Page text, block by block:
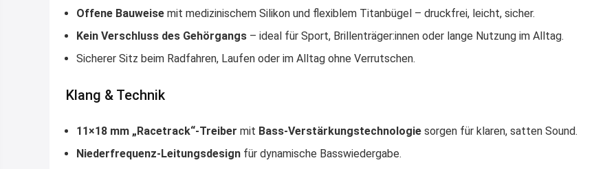
Offene Bauweise mit medizinischem Silikon und flexiblem Titanbügel – druckfrei, leicht, sicher.
Kein Verschluss des Gehörgangs – ideal für Sport, Brillenträger:innen oder lange Nutzung im Alltag.
Sicherer Sitz beim Radfahren, Laufen oder im Alltag ohne Verrutschen.
Klang & Technik
11×18 mm „Racetrack“-Treiber mit Bass-Verstärkungstechnologie sorgen für klaren, satten Sound.
Niederfrequenz-Leitungsdesign für dynamische Basswiedergabe.